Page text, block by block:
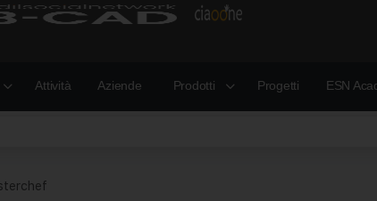
Attività Aziende Prodotti Progetti ESN